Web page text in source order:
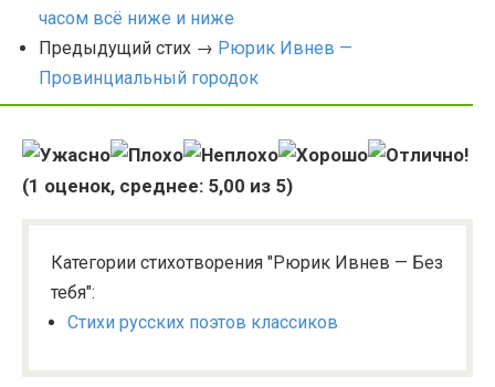
часом всё ниже и ниже
Предыдущий стих → Рюрик Ивнев —
Провинциальный городок
(1 оценок, среднее: 5,00 из 5)
Категории стихотворения "Рюрик Ивнев — Без
тебя":
Стихи русских поэтов классиков